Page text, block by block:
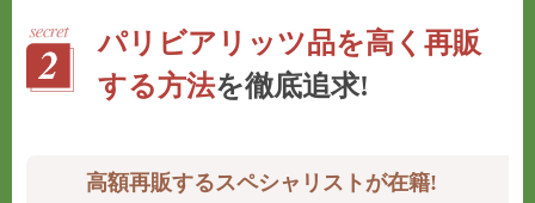
パリビアリッツ品を高く再販
する方法を徹底追求!
高額再販するスペシャリストが在籍!